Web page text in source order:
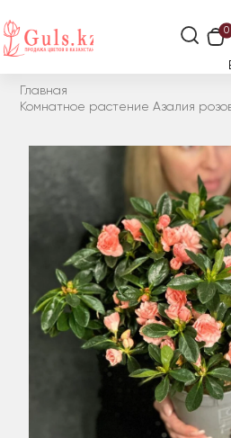
0
Главная
Комнатное растение Азалия